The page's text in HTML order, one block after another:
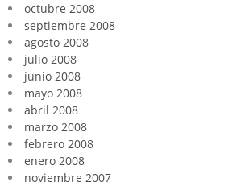
octubre 2008
septiembre 2008
agosto 2008
julio 2008
junio 2008
mayo 2008
abril 2008
marzo 2008
febrero 2008
enero 2008
noviembre 2007